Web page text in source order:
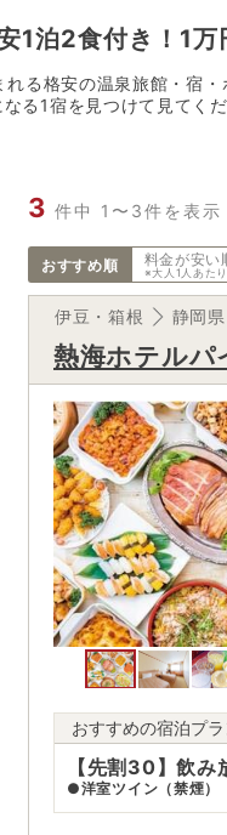
1泊2食付き！1
る格安の温泉旅館・宿
る1宿を見つけて見てくだ
3 件中 1〜3件を表示
おすすめ順 料金が安い
※大人1人あたり
伊豆・箱根 静岡県
熱海ホテルパ
おすすめの宿泊プラ
【先割30】飲
●洋室ツイン（禁煙）